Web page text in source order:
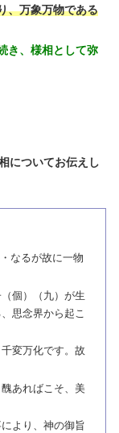
、万象万物である
き、様相として弥
についてお伝えし
なるが故に一物
個）（九）が生
思念界から起こ
変万化です。故
あればこそ、美
より、神の御旨